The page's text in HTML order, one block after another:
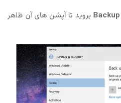
Backup بروید تا آپشن های آن ظاهر